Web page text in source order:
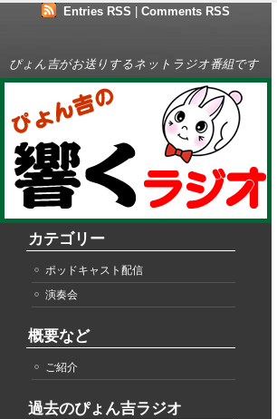
Entries RSS Comments RSS
ぴょん吉がお送りするネットラジオ番組です
カテゴリー
ポッドキャスト配信
演奏会
概要など
ご紹介
過去のぴょん吉ラジオ